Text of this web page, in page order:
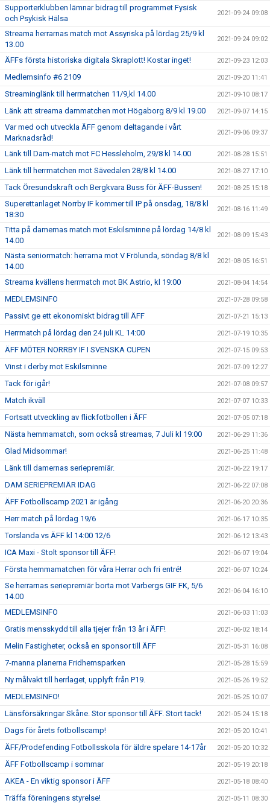
Supporterklubben lämnar bidrag till programmet Fysisk
och Psykisk Hälsa
2021-09-24 09:08
Streama herrarnas match mot Assyriska på lördag 25/9 kl
13.00
2021-09-24 09:02
ÄFFs första historiska digitala Skraplott! Kostar inget! 2021-09-23 12:03
Medlemsinfo #6 2109 2021-09-20 11:41
Streaminglänk till herrmatchen 11/9,kl 14.00 2021-09-10 08:17
Länk att streama dammatchen mot Högaborg 8/9 kl 19.00 2021-09-07 14:15
Var med och utveckla ÄFF genom deltagande i vårt
Marknadsråd!
2021-09-06 09:37
Länk till Dam-match mot FC Hessleholm, 29/8 kl 14.00 2021-08-28 15:51
Länk till herrmatchen mot Sävedalen 28/8 kl 14.00 2021-08-27 17:10
Tack Öresundskraft och Bergkvara Buss för ÄFF-Bussen! 2021-08-25 15:18
Superettanlaget Norrby IF kommer till IP på onsdag, 18/8 kl
18:30
2021-08-16 11:49
Titta på damernas match mot Eskilsminne på lördag 14/8 kl
14.00
2021-08-09 15:43
Nästa seniormatch: herrarna mot V Frölunda, söndag 8/8 kl
14.00
2021-08-05 16:51
Streama kvällens herrmatch mot BK Astrio, kl 19:00 2021-08-04 14:54
MEDLEMSINFO 2021-07-28 09:58
Passivt ge ett ekonomiskt bidrag till ÄFF 2021-07-21 15:13
Herrmatch på lördag den 24 juli KL 14:00 2021-07-19 10:35
ÄFF MÖTER NORRBY IF I SVENSKA CUPEN 2021-07-15 09:53
Vinst i derby mot Eskilsminne 2021-07-09 12:27
Tack för igår! 2021-07-08 09:57
Match ikväll 2021-07-07 10:33
Fortsatt utveckling av flickfotbollen i ÄFF 2021-07-05 07:18
Nästa hemmamatch, som också streamas, 7 Juli kl 19:00 2021-06-29 11:36
Glad Midsommar! 2021-06-25 11:48
Länk till damernas seriepremiär. 2021-06-22 19:17
DAM SERIEPREMIÄR IDAG 2021-06-22 07:08
ÄFF Fotbollscamp 2021 är igång 2021-06-20 20:36
Herr match på lördag 19/6 2021-06-17 10:35
Torslanda vs ÄFF kl 14:00 12/6 2021-06-12 13:43
ICA Maxi - Stolt sponsor till ÄFF! 2021-06-07 19:04
Första hemmamatchen för våra Herrar och fri entré! 2021-06-07 10:24
Se herrarnas seriepremiär borta mot Varbergs GIF FK, 5/6
14.00
2021-06-04 16:10
MEDLEMSINFO 2021-06-03 11:03
Gratis mensskydd till alla tjejer från 13 år i ÄFF! 2021-06-02 18:14
Melin Fastigheter, också en sponsor till ÄFF 2021-05-31 16:08
7-manna planerna Fridhemsparken 2021-05-28 15:59
Ny målvakt till herrlaget, upplyft från P19. 2021-05-26 19:52
MEDLEMSINFO! 2021-05-25 10:07
Länsförsäkringar Skåne. Stor sponsor till ÄFF. Stort tack! 2021-05-24 15:18
Dags för årets fotbollscamp! 2021-05-20 10:41
ÄFF/Prodefending Fotbollsskola för äldre spelare 14-17år 2021-05-20 10:32
ÄFF Fotbollscamp i sommar 2021-05-19 20:18
AKEA - En viktig sponsor i ÄFF 2021-05-18 08:40
Träffa föreningens styrelse! 2021-05-11 08:30